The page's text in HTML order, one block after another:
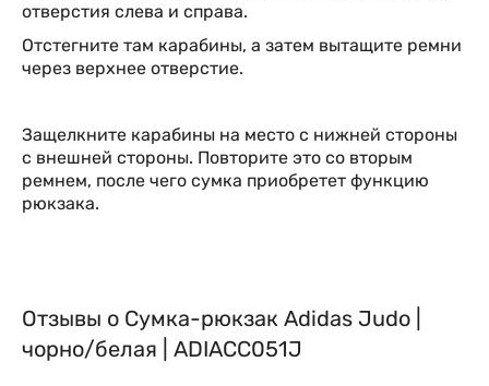
отверстия слева и справа.
Отстегните там карабины, а затем вытащите ремни
через верхнее отверстие.
Защелкните карабины на место с нижней стороны
с внешней стороны. Повторите это со вторым
ремнем, после чего сумка приобретет функцию
рюкзака.
Отзывы о Сумка-рюкзак Adidas Judo |
чорно/белая | ADIACC051J